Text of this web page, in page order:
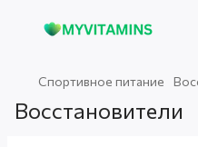
Спортивное питание
Восстановители